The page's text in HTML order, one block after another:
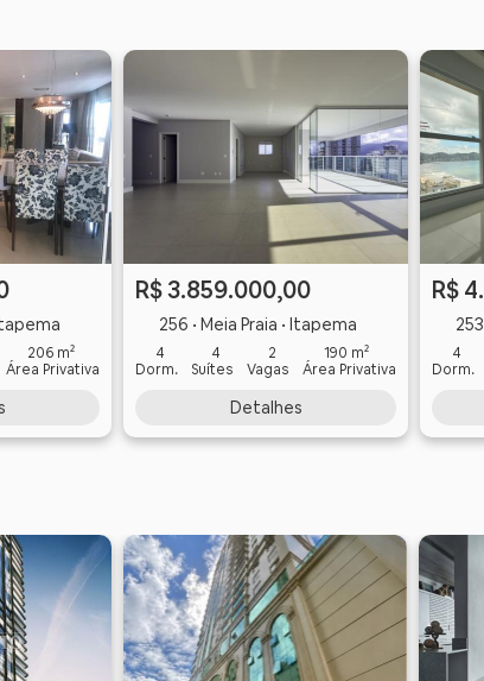
206 m²
Área Privativa
R$ 3.859.000,00
256 • Meia Praia • Itapema
4
Dorm.
4
Suítes
2
Vagas
190 m²
Área Privativa
Detalhes
R$
4
Dorm.